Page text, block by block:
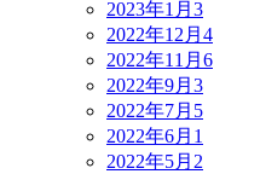
2023年1月 3
2022年12月 4
2022年11月 6
2022年9月 3
2022年7月 5
2022年6月 1
2022年5月 2